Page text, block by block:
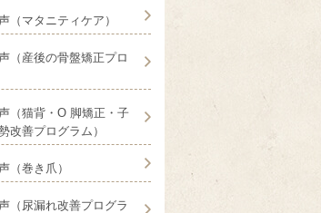
（マタニティケア）
（産後の骨盤矯正プロ
（猫背・O 脚矯正・子
改善プログラム）
（巻き爪）
（尿漏れ改善プログラ